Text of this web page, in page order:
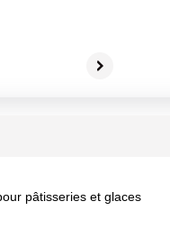
pâtisseries et glaces